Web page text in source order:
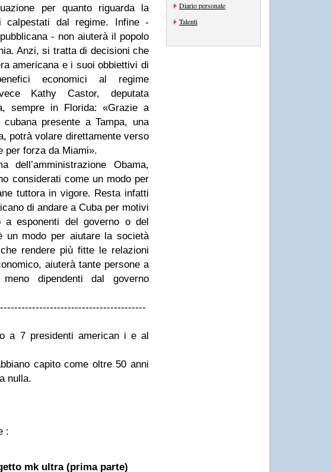
per quanto riguarda la
calpestati dal regime. Infine -
- non aiuterà il popolo
Anzi, si tratta di decisioni che
americana e i suoi obbiettivi di
economici al regime
Kathy Castor, deputata
sempre in Florida: «Grazie a
presente a Tampa, una
potrà volare direttamente verso
per forza da Miami».
dell’amministrazione Obama,
considerati come un modo per
tuttora in vigore. Resta infatti
di andare a Cuba per motivi
esponenti del governo o del
un modo per aiutare la società
rendere più fitte le relazioni
aiuterà tante persone a
dipendenti dal governo
a 7 presidenti american i e al
capito come oltre 50 anni
nulla.
:
mk ultra (prima parte)
Diario personale
Talenti